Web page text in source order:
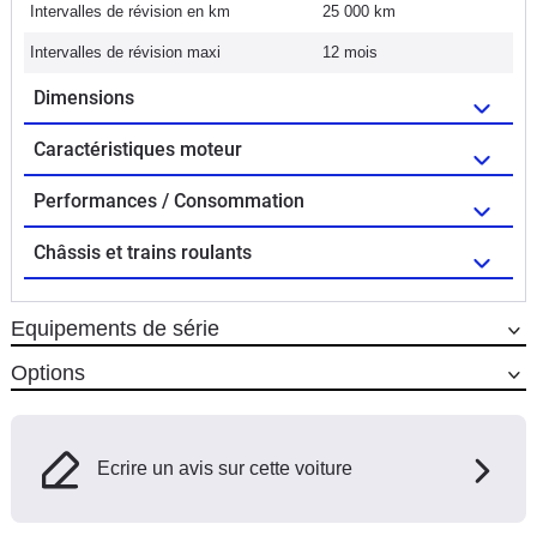
Intervalles de révision en km
25 000 km
Intervalles de révision maxi 12 mois
Dimensions
Caractéristiques moteur
Performances / Consommation
Châssis et trains roulants
Equipements de série
Options
Ecrire un avis sur cette voiture